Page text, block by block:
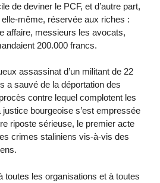
de deviner le PCF, et d’autre part,
même, réservée aux riches :
affaire, messieurs les avocats,
200.000 francs.
assassinat d’un militant de 22
a sauvé de la déportation des
contre lequel complotent les
bourgeoise s’est empressée
riposte sérieuse, le premier acte
crimes staliniens vis-à-vis des
toutes les organisations et à toutes